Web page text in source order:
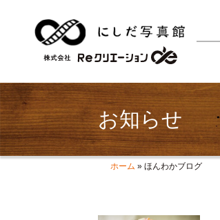
お知らせ
ホーム » ほんわかブログ